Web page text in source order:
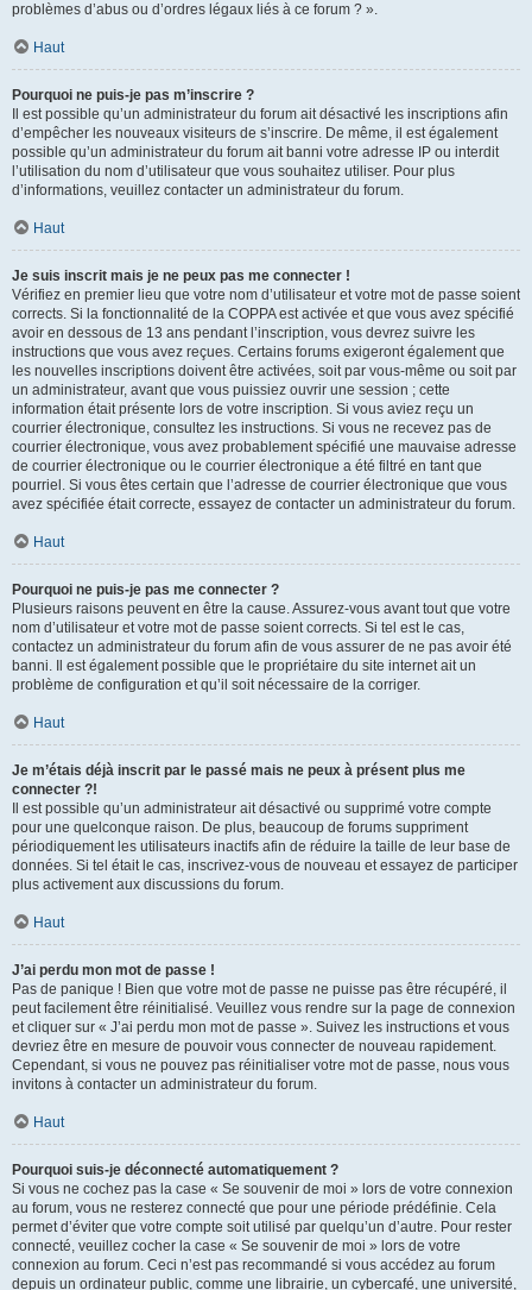
problèmes d’abus ou d’ordres légaux liés à ce forum ? ».
Haut
Pourquoi ne puis-je pas m’inscrire ?
Il est possible qu’un administrateur du forum ait désactivé les inscriptions afin
d’empêcher les nouveaux visiteurs de s’inscrire. De même, il est également
possible qu’un administrateur du forum ait banni votre adresse IP ou interdit
l’utilisation du nom d’utilisateur que vous souhaitez utiliser. Pour plus
d’informations, veuillez contacter un administrateur du forum.
Haut
Je suis inscrit mais je ne peux pas me connecter !
Vérifiez en premier lieu que votre nom d’utilisateur et votre mot de passe soient
corrects. Si la fonctionnalité de la COPPA est activée et que vous avez spécifié
avoir en dessous de 13 ans pendant l’inscription, vous devrez suivre les
instructions que vous avez reçues. Certains forums exigeront également que
les nouvelles inscriptions doivent être activées, soit par vous-même ou soit par
un administrateur, avant que vous puissiez ouvrir une session ; cette
information était présente lors de votre inscription. Si vous aviez reçu un
courrier électronique, consultez les instructions. Si vous ne recevez pas de
courrier électronique, vous avez probablement spécifié une mauvaise adresse
de courrier électronique ou le courrier électronique a été filtré en tant que
pourriel. Si vous êtes certain que l’adresse de courrier électronique que vous
avez spécifiée était correcte, essayez de contacter un administrateur du forum.
Haut
Pourquoi ne puis-je pas me connecter ?
Plusieurs raisons peuvent en être la cause. Assurez-vous avant tout que votre
nom d’utilisateur et votre mot de passe soient corrects. Si tel est le cas,
contactez un administrateur du forum afin de vous assurer de ne pas avoir été
banni. Il est également possible que le propriétaire du site internet ait un
problème de configuration et qu’il soit nécessaire de la corriger.
Haut
Je m’étais déjà inscrit par le passé mais ne peux à présent plus me
connecter ?!
Il est possible qu’un administrateur ait désactivé ou supprimé votre compte
pour une quelconque raison. De plus, beaucoup de forums suppriment
périodiquement les utilisateurs inactifs afin de réduire la taille de leur base de
données. Si tel était le cas, inscrivez-vous de nouveau et essayez de participer
plus activement aux discussions du forum.
Haut
J’ai perdu mon mot de passe !
Pas de panique ! Bien que votre mot de passe ne puisse pas être récupéré, il
peut facilement être réinitialisé. Veuillez vous rendre sur la page de connexion
et cliquer sur « J’ai perdu mon mot de passe ». Suivez les instructions et vous
devriez être en mesure de pouvoir vous connecter de nouveau rapidement.
Cependant, si vous ne pouvez pas réinitialiser votre mot de passe, nous vous
invitons à contacter un administrateur du forum.
Haut
Pourquoi suis-je déconnecté automatiquement ?
Si vous ne cochez pas la case « Se souvenir de moi » lors de votre connexion
au forum, vous ne resterez connecté que pour une période prédéfinie. Cela
permet d’éviter que votre compte soit utilisé par quelqu’un d’autre. Pour rester
connecté, veuillez cocher la case « Se souvenir de moi » lors de votre
connexion au forum. Ceci n’est pas recommandé si vous accédez au forum
depuis un ordinateur public, comme une librairie, un cybercafé, une université,